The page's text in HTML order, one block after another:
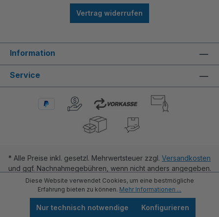
Vertrag widerrufen
Information
Service
* Alle Preise inkl. gesetzl. Mehrwertsteuer zzgl. Versandkosten
und ggf. Nachnahmegebühren, wenn nicht anders angegeben.
Diese Website verwendet Cookies, um eine bestmögliche
Erfahrung bieten zu können. Mehr Informationen ...
Nur technisch notwendige Konfigurieren